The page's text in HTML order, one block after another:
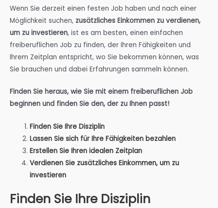
Wenn Sie derzeit einen festen Job haben und nach einer
Möglichkeit suchen, zusätzliches Einkommen zu verdienen,
um zu investieren, ist es am besten, einen einfachen
freiberuflichen Job zu finden, der Ihren Fähigkeiten und
Ihrem Zeitplan entspricht, wo Sie bekommen können, was
Sie brauchen und dabei Erfahrungen sammeln können.
Finden Sie heraus, wie Sie mit einem freiberuflichen Job
beginnen und finden Sie den, der zu Ihnen passt!
Finden Sie Ihre Disziplin
Lassen Sie sich für Ihre Fähigkeiten bezahlen
Erstellen Sie Ihren idealen Zeitplan
Verdienen Sie zusätzliches Einkommen, um zu
investieren
Finden Sie Ihre Disziplin